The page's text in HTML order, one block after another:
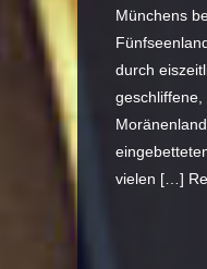
Münchens
durch
geschliffene,
vielen […]